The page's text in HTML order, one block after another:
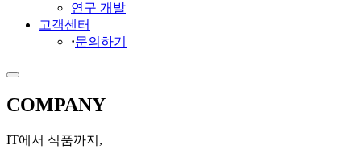
연구 개발
고객센터
·문의하기
COMPANY
IT에서 식품까지,